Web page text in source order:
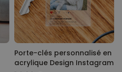
Porte-clés personnalisé en
acrylique Design Instagram